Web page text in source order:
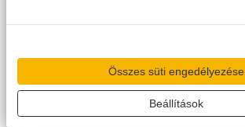
Összes süti engedélyezése
Beállítások
További információk